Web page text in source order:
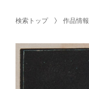
検索トップ 作品情報